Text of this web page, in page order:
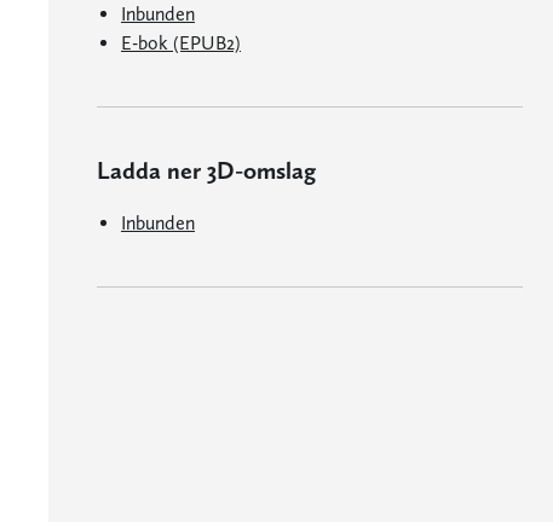
Inbunden
E-bok (EPUB2)
Ladda ner 3D-omslag
Inbunden